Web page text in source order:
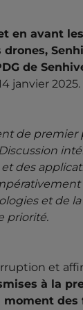
en avant
de
janvier
de premier
des
et de
priorité.
et
à la
des